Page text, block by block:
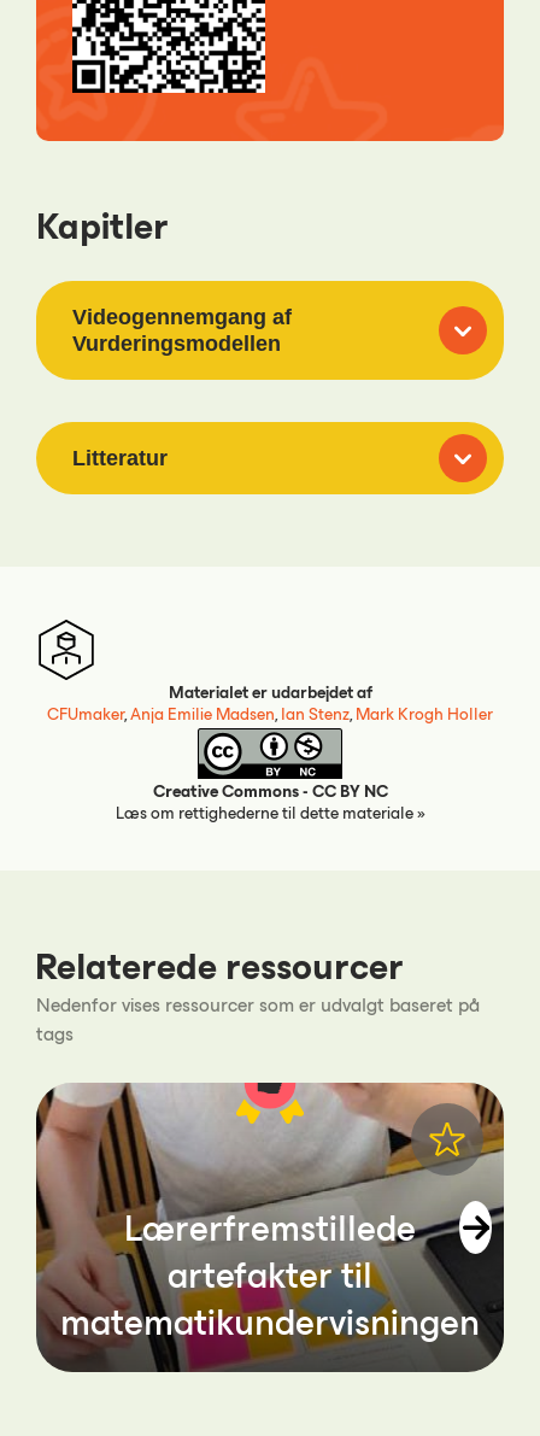
Kapitler
Videogennemgang af
Vurderingsmodellen
Litteratur
Materialet er udarbejdet af
CFUmaker, Anja Emilie Madsen Ian Stenz Mark Krogh Holler
Creative Commons - CC BY NC
Læs om rettighederne til dette materiale »
Relaterede ressourcer
Nedenfor vises ressourcer som er udvalgt baseret på
tags
Lærerfremstillede
artefakter til
matematikundervisningen